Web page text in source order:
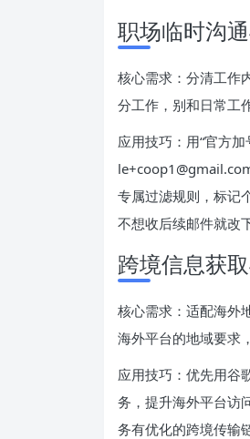
职场临时沟
核心需求：分清工作
分工作，别和日常工
应用技巧：用“官方
专属过滤规则，标记
不想收后续邮件就改
跨境信息获
核心需求：适配海外
海外平台的地域要求
应用技巧：优先用谷
务，提升海外平台访
务有优化的跨境传输